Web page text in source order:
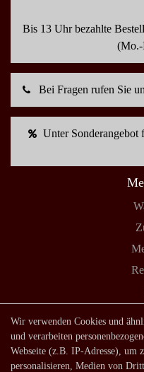
Bis 13 Uhr bezahlte
(Mo.-
Bei Fragen rufen Sie
Unter Sonderangebot
Wir verwenden Cookies und
und verarbeiten
Webseite (z.B. IP-Adresse), um
personalisieren, Medien von